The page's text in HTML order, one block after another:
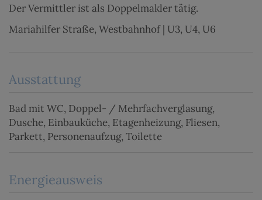
Der Vermittler ist als Doppelmakler tätig.
Mariahilfer Straße, Westbahnhof | U3, U4, U6
Ausstattung
Bad mit WC Doppel- / Mehrfachverglasung
Dusche Einbauküche Etagenheizung Fliesen
Parkett Personenaufzug Toilette
Energieausweis